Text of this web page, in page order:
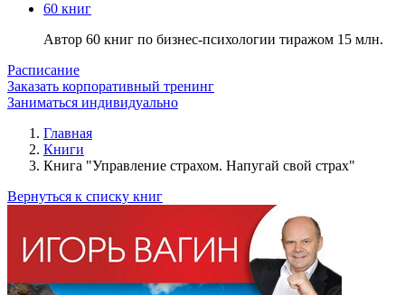
60 книг
Автор 60 книг по бизнес-психологии тиражом 15 млн.
Расписание
Заказать корпоративный тренинг
Заниматься индивидуально
Главная
Книги
Книга "Управление страхом. Напугай свой страх"
Вернуться к списку книг